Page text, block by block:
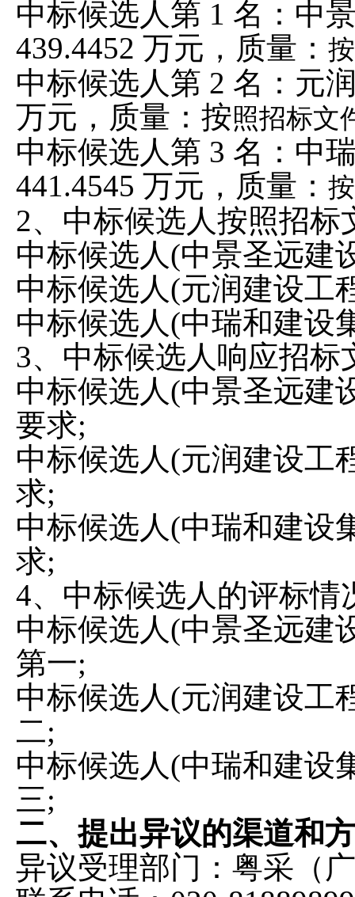
中标候选人第 1 名：中
439.4452 万元，质量：
中标候选人第 2 名：元
万元，质量：按照招标文
中标候选人第 3 名：中
441.4545 万元，质量：
2、中标候选人按照招
中标候选人(中景圣远建
中标候选人(元润建设工
中标候选人(中瑞和建设
3、中标候选人响应招
中标候选人(中景圣远建
要求;
中标候选人(元润建设工
求;
中标候选人(中瑞和建设
求;
4、中标候选人的评标情
中标候选人(中景圣远建
第一;
中标候选人(元润建设工
二;
中标候选人(中瑞和建设
三;
二、提出异议的渠道和
异议受理部门：粤采（